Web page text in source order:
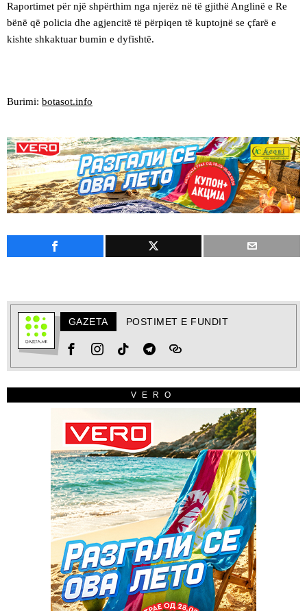
Raportimet për një shpërthim nga njerëz në të gjithë Anglinë e Re
bënë që policia dhe agjencitë të përpiqen të kuptojnë se çfarë e
kishte shkaktuar bumin e dyfishtë.
Burimi: botasot.info
GAZETA POSTIMET E FUNDIT
VERO